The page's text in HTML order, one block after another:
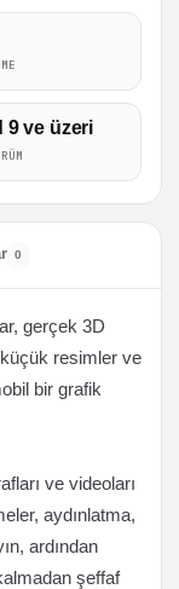
9 ve üzeri
0
gerçek 3D
resimler ve
bir grafik
ve videoları
aydınlatma,
ardından
şeffaf